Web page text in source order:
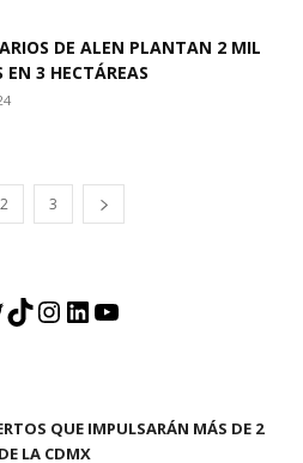
DE ALEN PLANTAN 2 MIL
EN 3 HECTÁREAS
2 3
TikTok
Instagram
LinkedIn
YouTube
QUE IMPULSARÁN MÁS DE 2
LA CDMX